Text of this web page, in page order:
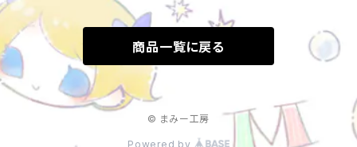
アクリルカボション・デコパーツ
ガラスカボション
ミニカード
リボン
ハロウィン
スクエア
ダイカット
商品一覧に戻る
© まみー工房
Powered by